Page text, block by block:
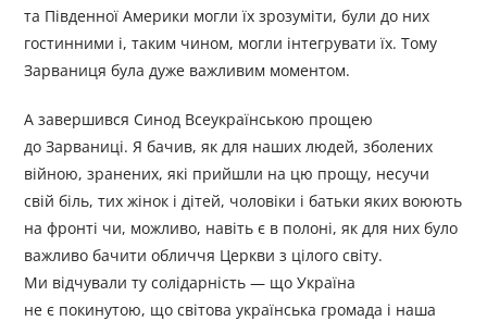
та Південної Америки могли їх зрозуміти, були до них
гостинними і, таким чином, могли інтегрувати їх. Тому
Зарваниця була дуже важливим моментом.
А завершився Синод Всеукраїнською прощею
до Зарваниці. Я бачив, як для наших людей, зболених
війною, зранених, які прийшли на цю прощу, несучи
свій біль, тих жінок і дітей, чоловіки і батьки яких воюють
на фронті чи, можливо, навіть є в полоні, як для них було
важливо бачити обличчя Церкви з цілого світу.
Ми відчували ту солідарність — що Україна
не є покинутою, що світова українська громада і наша